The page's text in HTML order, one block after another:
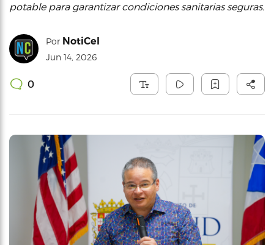
potable para garantizar condiciones sanitarias seguras.
Por NotiCel
Jun 14, 2026
0